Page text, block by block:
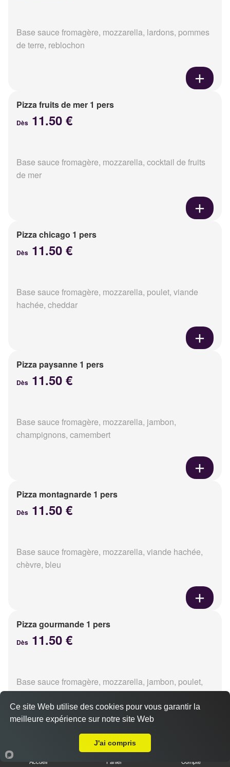
Base sauce fromagère, mozzarella, lardons, pommes
de terre, reblochon
Pizza fruits de mer 1 pers
Dès 11.50 €
Base sauce fromagère, mozzarella, cocktail de fruits
de mer
Pizza chicago 1 pers
Dès 11.50 €
Base sauce fromagère, mozzarella, poulet, viande
hachée, cheddar
Pizza paysanne 1 pers
Dès 11.50 €
Base sauce fromagère, mozzarella, jambon,
champignons, camembert
Pizza montagnarde 1 pers
Dès 11.50 €
Base sauce fromagère, mozzarella, viande hachée,
chèvre, bleu
Pizza gourmande 1 pers
Dès 11.50 €
Base sauce fromagère, mozzarella, jambon, poulet,
pommes de terre, oignons
Pizza tikka 1 pers
Accueil Panier Compte
Ce site Web utilise des cookies pour vous garantir la
meilleure expérience sur notre site Web
J'ai compris